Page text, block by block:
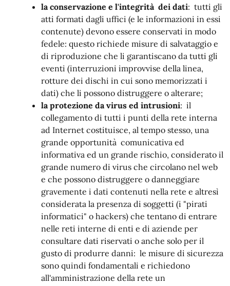
la conservazione e l'integrità dei dati: tutti gli
atti formati dagli uffici (e le informazioni in essi
contenute) devono essere conservati in modo
fedele: questo richiede misure di salvataggio e
di riproduzione che li garantiscano da tutti gli
eventi (interruzioni improvvise della linea,
rotture dei dischi in cui sono memorizzati i
dati) che li possono distruggere o alterare;
la protezione da virus ed intrusioni: il
collegamento di tutti i punti della rete interna
ad Internet costituisce, al tempo stesso, una
grande opportunità comunicativa ed
informativa ed un grande rischio, considerato il
grande numero di virus che circolano nel web
e che possono distruggere o danneggiare
gravemente i dati contenuti nella rete e altresì
considerata la presenza di soggetti (i "pirati
informatici" o hackers) che tentano di entrare
nelle reti interne di enti e di aziende per
consultare dati riservati o anche solo per il
gusto di produrre danni: le misure di sicurezza
sono quindi fondamentali e richiedono
all'amministrazione della rete un